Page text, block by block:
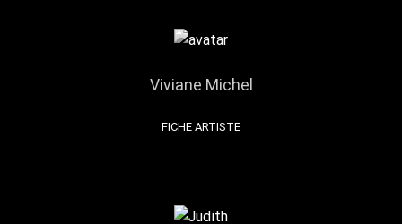
Viviane Michel
FICHE ARTISTE